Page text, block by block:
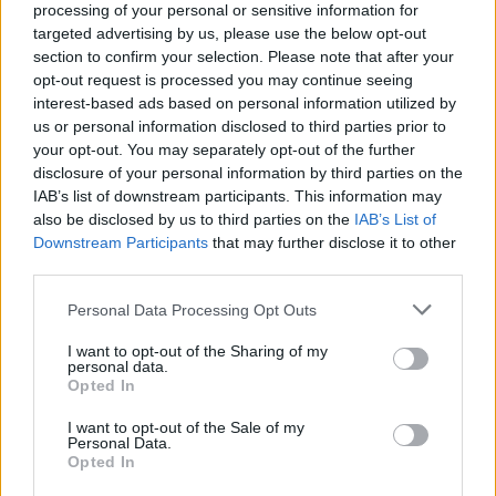
processing of your personal or sensitive information for
targeted advertising by us, please use the below opt-out
section to confirm your selection. Please note that after your
opt-out request is processed you may continue seeing
interest-based ads based on personal information utilized by
us or personal information disclosed to third parties prior to
your opt-out. You may separately opt-out of the further
disclosure of your personal information by third parties on the
IAB’s list of downstream participants. This information may
also be disclosed by us to third parties on the IAB’s List of
Downstream Participants that may further disclose it to other
Personal Data Processing Opt Outs
I want to opt-out of the Sharing of my
personal data.
Opted In
I want to opt-out of the Sale of my
Personal Data.
Opted In
documenti ufficiali e poter procedere con le
nostre istanze, ma mi hanno negato gli atti»,
racconta il sindaco uscente che oggi siede
nei banchi dell'opposizione. «Noi vogliamo
leggere le carte perché è nostro diritto, ma se
non ce le danno procederemo comunque a
presentare una mozione di sfiducia contro
Lucano», spiega Trifoli, «perché la legge è
uguale per tutti, tanto più per lui che,
distratto da grandi pensieri europei, non sta
Per quanto sbandieri il suo modello, la verità
Trifoli rivela inoltre che «nella precedente
legislatura il consigliere di maggioranza di
centrodestra, Claudio Falchi, è stato fatto
fuori dopo che la sinistra ha riesumato una